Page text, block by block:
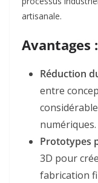
artisanale.
Avantages :
Réduction
entre
numériques.
Prototypes
3D pour
fabrication